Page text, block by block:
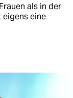
als in der
eine